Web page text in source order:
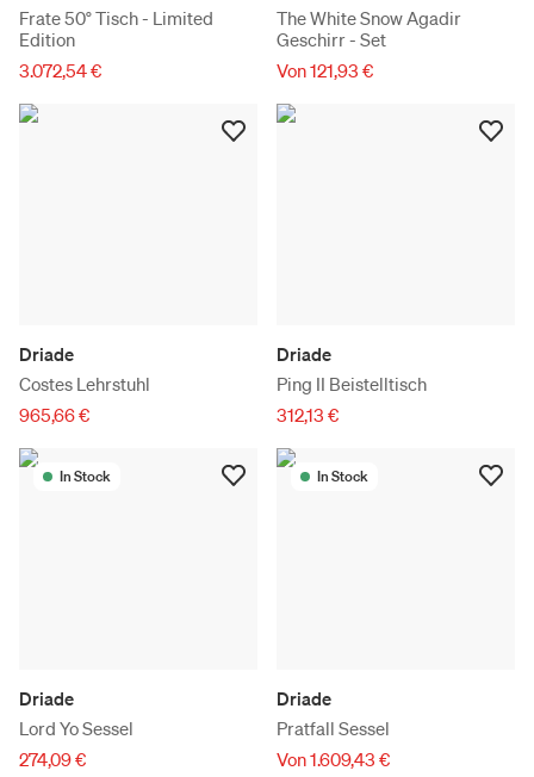
Frate 50° Tisch - Limited
Edition
3.072,54 €
The White Snow Agadir
Geschirr - Set
Von 121,93 €
Driade
Costes Lehrstuhl
965,66 €
Driade
Ping II Beistelltisch
312,13 €
In Stock
Driade
Lord Yo Sessel
274,09 €
In Stock
Driade
Pratfall Sessel
Von 1.609,43 €